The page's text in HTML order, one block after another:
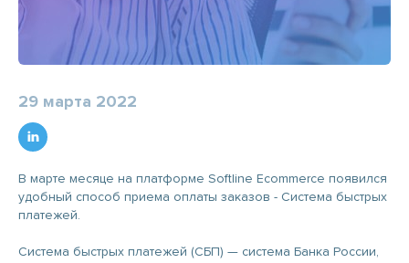
29 марта 2022
В марте месяце на платформе Softline Ecommerce появился
удобный способ приема оплаты заказов - Система быстрых
платежей.
Система быстрых платежей (СБП) — система Банка России,